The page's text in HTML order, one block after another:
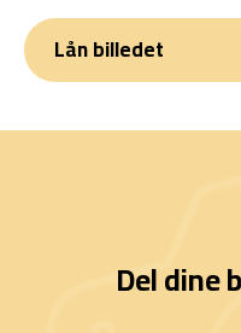
Lån billedet
Del dine